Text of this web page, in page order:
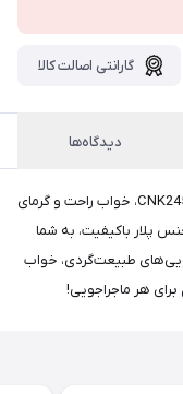
گارانتی اصالت کالا
دیدگاه‌ها
با لاینر پلار کیسه خواب نیچرهایک مدل CNK2450WS024، خواب راحت و گرمای
پلار باکیفیت، به شما
طبیعت‌گردی، خواب
هر ماجراجویی!